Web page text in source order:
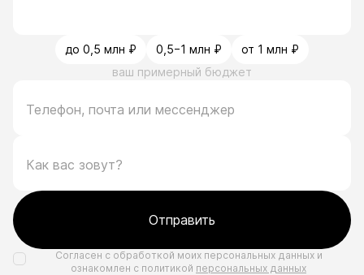
до 0,5 млн ₽ 0,5−1 млн ₽
от 1 млн ₽
ваш примерный бюджет
Отправить
Согласен с обработкой моих персональных данных и
ознакомлен с политикой персональных данных